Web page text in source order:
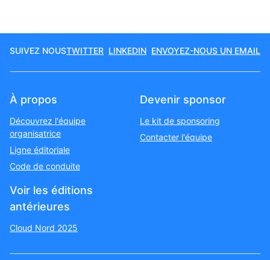
SUIVEZ NOUSTWITTER LINKEDIN ENVOYEZ-NOUS UN EMAIL
À propos
Découvrez l'équipe
organisatrice
Ligne éditoriale
Code de conduite
Devenir sponsor
Le kit de sponsoring
Contacter l'équipe
Voir les éditions
antérieures
Cloud Nord 2025